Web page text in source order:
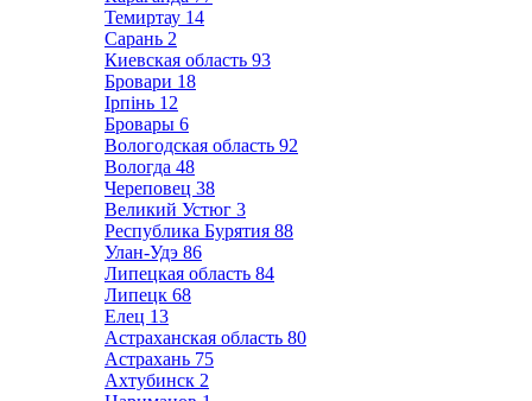
Темиртау 14
Сарань 2
Киевская область 93
Бровари 18
Ірпінь 12
Бровары 6
Вологодская область 92
Вологда 48
Череповец 38
Великий Устюг 3
Республика Бурятия 88
Улан-Удэ 86
Липецкая область 84
Липецк 68
Елец 13
Астраханская область 80
Астрахань 75
Ахтубинск 2